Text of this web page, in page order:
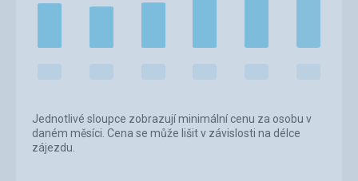
Jednotlivé sloupce zobrazují minimální cenu za osobu v
daném měsíci. Cena se může lišit v závislosti na délce
zájezdu.